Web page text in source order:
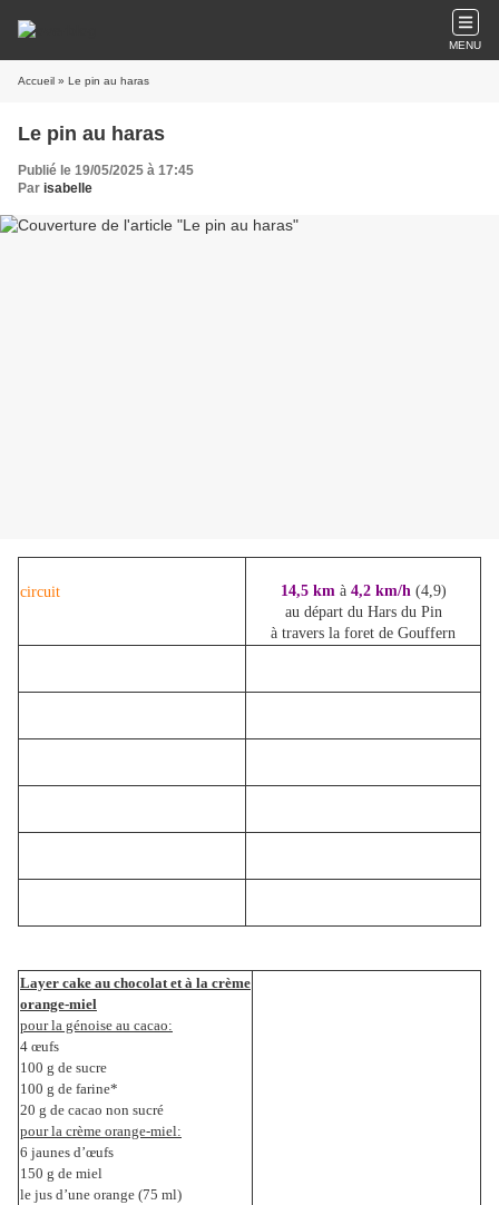
MENU
Accueil » Le pin au haras
Le pin au haras
Publié le 19/05/2025 à 17:45
Par isabelle
circuit 14,5 kmà 4,2 km/h(4,9)
au départ du Hars du Pin
à travers la foret de Gouffern
Layer cake au chocolat et à la crème
orange-miel
pour la génoise au cacao:
4 œufs
100 g de sucre
100 g de farine*
20 g de cacao non sucré
pour la crème orange-miel:
6 jaunes d’œufs
150 g de miel
le jus d’une orange (75 ml)